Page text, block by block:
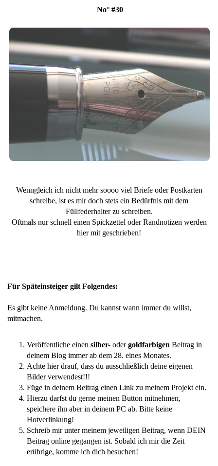
No° #30
Wenngleich ich nicht mehr soooo viel Briefe oder Postkarten
schreibe, ist es mir doch stets ein Bedürfnis mit dem
Füllfederhalter zu schreiben.
Oftmals nur schnell einen Spickzettel oder Randnotizen werden
hier mit geschrieben!
Für Späteinsteiger gilt Folgendes:
Es gibt keine Anmeldung. Du kannst wann immer du willst,
mitmachen.
Veröffentliche einen silber- odergoldfarbigen Beitrag in
deinem Blog immer ab dem 28. eines Monates.
Achte hier drauf, dass du ausschließlich deine eigenen
Bilder verwendest!!!
Füge in deinem Beitrag einen Link zu meinem Projekt ein.
Hierzu darfst du gerne meinen Button mitnehmen,
speichere ihn aber in deinem PC ab. Bitte keine
Hotverlinkung!
Schreib mir unter meinem jeweiligen Beitrag, wenn DEIN
Beitrag online gegangen ist. Sobald ich mir die Zeit
erübrige, komme ich dich besuchen!